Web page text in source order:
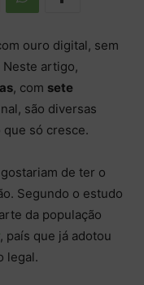
ouro digital, sem
Neste artigo,
, com sete
são diversas
só cresce.
gostariam de ter o
Segundo o estudo
da população
, país que já adotou
legal.